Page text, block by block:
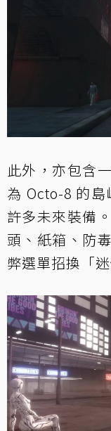
此外，亦包含
為 Octo-8 的
許多未來裝備
頭、紙箱、防
弊選單招換「